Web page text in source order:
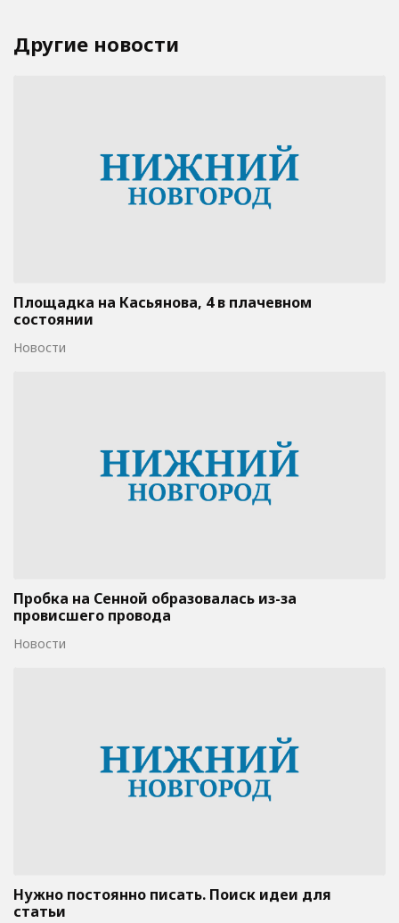
Другие новости
Площадка на Касьянова, 4 в плачевном
состоянии
Новости
Пробка на Сенной образовалась из-за
провисшего провода
Новости
Нужно постоянно писать. Поиск идеи для
статьи